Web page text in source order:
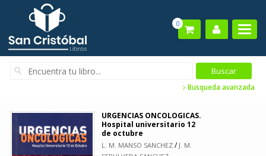
0
Busqueda avanzada
URGENCIAS ONCOLOGICAS.
Hospital universitario 12
de octubre
L. M. MANSO SANCHEZ / J. M.